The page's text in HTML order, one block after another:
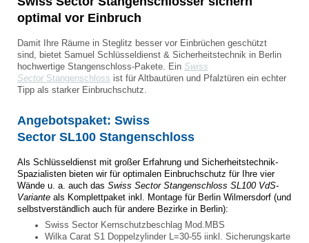
optimal vor Einbruch
Damit Ihre Räume in Steglitz besser vor Einbrüchen geschützt
sind, bietet Samuel Schlüsseldienst & Sicherheitstechnik in Berlin
hochwertige Stangenschloss-Pakete. Ein Swiss
SectorStangenschloss ist für Altbautüren und Pfalztüren ein echter
Tipp als starker Einbruchschutz.
Angebotspaket: Swiss
Sector SL100 Stangenschloss
Als Schlüsseldienst mit großer Erfahrung und Sicherheitstechnik-
Spazialisten bieten wir für optimalen Einbruchschutz für Ihre vier
Wände u. a. auch das Swiss Sector Stangenschloss SL100 VdS-
Variante als Komplettpaket inkl. Montage für Berlin Wilmersdorf (und
selbstverständlich auch für andere Bezirke in Berlin):
Swiss Sector Kernschutzbeschlag Mod.MBS
Wilka Carat S1 Doppelzylinder L=30-55 iinkl. Sicherungskarte